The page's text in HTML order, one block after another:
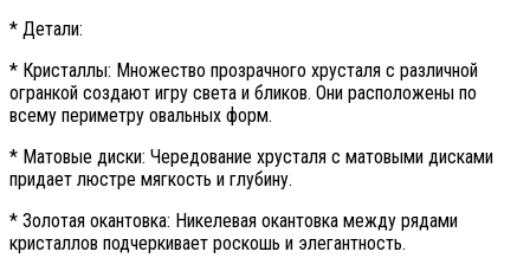
* Детали:
* Кристаллы: Множество прозрачного хрусталя с различной
огранкой создают игру света и бликов. Они расположены по
всему периметру овальных форм.
* Матовые диски: Чередование хрусталя с матовыми дисками
придает люстре мягкость и глубину.
* Золотая окантовка: Никелевая окантовка между рядами
кристаллов подчеркивает роскошь и элегантность.